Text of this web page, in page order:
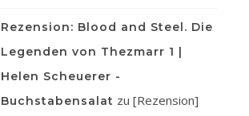
Rezension: Blood and Steel. Die
Legenden von Thezmarr 1 |
Helen Scheuerer -
Buchstabensalat zu [Rezension]